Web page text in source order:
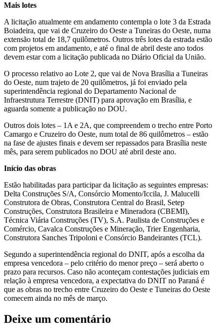
Mais lotes
A licitação atualmente em andamento contempla o lote 3 da Estrada
Boiadeira, que vai de Cruzeiro do Oeste a Tuneiras do Oeste, numa
extensão total de 18,7 quilômetros. Outros três lotes da estrada estão
com projetos em andamento, e até o final de abril deste ano todos
devem estar com a licitação publicada no Diário Oficial da União.
O processo relativo ao Lote 2, que vai de Nova Brasília a Tuneiras
do Oeste, num trajeto de 20 quilômetros, já foi enviado pela
superintendência regional do Departamento Nacional de
Infraestrutura Terrestre (DNIT) para aprovação em Brasília, e
aguarda somente a publicação no DOU.
Outros dois lotes – 1A e 2A, que compreendem o trecho entre Porto
Camargo e Cruzeiro do Oeste, num total de 86 quilômetros – estão
na fase de ajustes finais e devem ser repassados para Brasília neste
mês, para serem publicados no DOU até abril deste ano.
Início das obras
Estão habilitadas para participar da licitação as seguintes empresas:
Delta Construções S/A, Consórcio Momento/Iccila, J. Malucelli
Construtora de Obras, Construtora Central do Brasil, Setep
Construções, Construtora Brasileira e Mineradora (CBEMI),
Técnica Viária Construções (TV), S.A. Paulista de Construções e
Comércio, Cavalca Construções e Mineração, Trier Engenharia,
Construtora Sanches Tripoloni e Consórcio Bandeirantes (TCL).
Segundo a superintendência regional do DNIT, após a escolha da
empresa vencedora – pelo critério do menor preço – será aberto o
prazo para recursos. Caso não aconteçam contestações judiciais em
relação à empresa vencedora, a expectativa do DNIT no Paraná é
que as obras no trecho entre Cruzeiro do Oeste e Tuneiras do Oeste
comecem ainda no mês de março.
Deixe um comentário